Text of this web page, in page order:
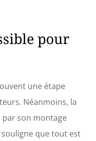
pour
une étape
Néanmoins, la
par son montage
que tout est